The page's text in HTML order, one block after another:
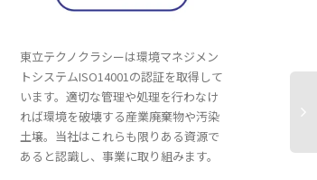
東立テクノクラシーは環境マネジメン
トシステムISO14001の認証を取得して
います。適切な管理や処理を行わなけ
れば環境を破壊する産業廃棄物や汚染
土壌。当社はこれらも限りある資源で
あると認識し、事業に取り組みます。